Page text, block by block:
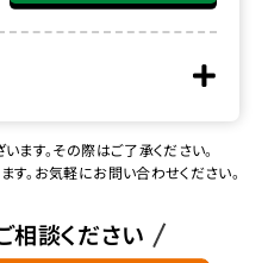
ます。その際はご了承ください。
。お気軽にお問い合わせください。
相談ください